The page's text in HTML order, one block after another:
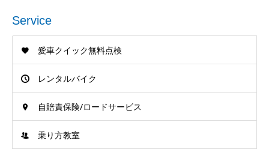
Service
愛車クイック無料点検
レンタルバイク
自賠責保険/ロードサービス
乗り方教室